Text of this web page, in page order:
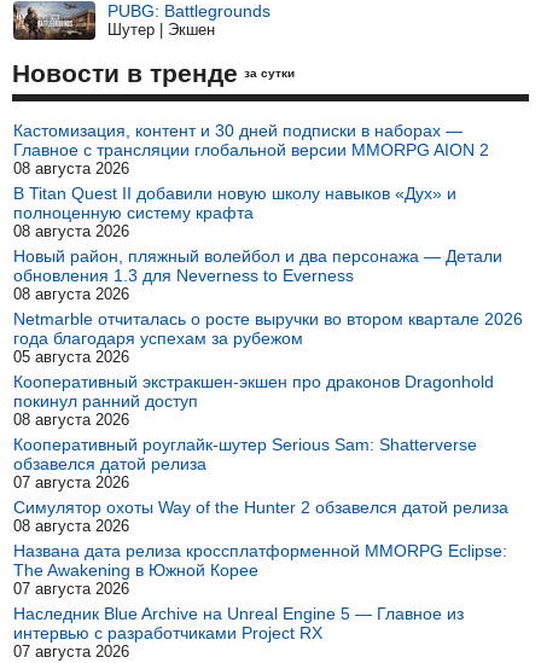
PUBG: Battlegrounds
Шутер | Экшен
Новости в тренде за сутки
Кастомизация, контент и 30 дней подписки в наборах —
Главное с трансляции глобальной версии MMORPG AION 2
08 августа 2026
В Titan Quest II добавили новую школу навыков «Дух» и
полноценную систему крафта
08 августа 2026
Новый район, пляжный волейбол и два персонажа — Детали
обновления 1.3 для Neverness to Everness
08 августа 2026
Netmarble отчиталась о росте выручки во втором квартале 2026
года благодаря успехам за рубежом
05 августа 2026
Кооперативный экстракшен-экшен про драконов Dragonhold
покинул ранний доступ
08 августа 2026
Кооперативный роуглайк-шутер Serious Sam: Shatterverse
обзавелся датой релиза
07 августа 2026
Симулятор охоты Way of the Hunter 2 обзавелся датой релиза
08 августа 2026
Названа дата релиза кроссплатформенной MMORPG Eclipse:
The Awakening в Южной Корее
07 августа 2026
Наследник Blue Archive на Unreal Engine 5 — Главное из
интервью с разработчиками Project RX
07 августа 2026